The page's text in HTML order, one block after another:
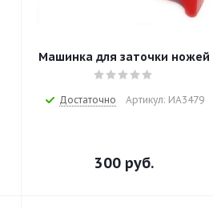
Машинка для заточки ножей
Достаточно Артикул: ИА3479
300руб.